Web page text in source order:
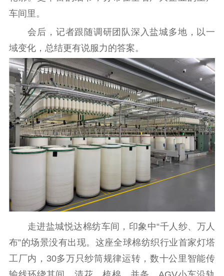
精品出版 全民阅读
出版监管
电影工作
电影创作 电影市场
机关党建
党建要闻 学习在线
文化人才
紫金人才 职称评审
数据资源
公共服务
新时代公民素养
提升资源库
新闻出版
政务服务
作品著作权
登记服务
科研创新
服务管理平台
智库服务
管理平台
文艺创作
服务管理
车间里。
会后，记者跟随调研团队深入盐城多地，以一
域变化，总结更有说服力的答案。
走进盐城悦达棉纺车间，印象中“千人纱、万人
布”的场景没有出现。这座全球棉纺织行业首家灯塔
工厂内，30多万只纱筒规律运转，数十公里智能传